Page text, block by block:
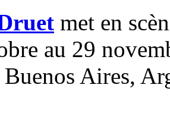
met en
au 29
Aires,